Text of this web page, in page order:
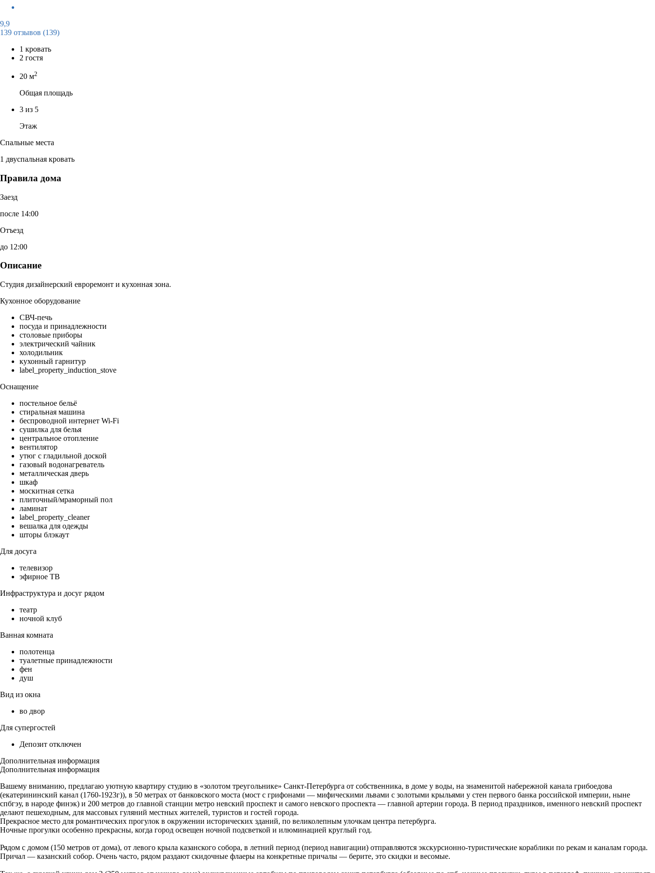
9,9
139 отзывов (139)
1 кровать
2 гостя
20 м2
Общая площадь
3 из 5
Этаж
Спальные места
1 двуспальная кровать
Правила дома
Заезд
после 14:00
Отъезд
до 12:00
Описание
Студия дизайнерский евроремонт и кухонная зона.
Кухонное оборудование
СВЧ-печь
посуда и принадлежности
столовые приборы
электрический чайник
холодильник
кухонный гарнитур
label_property_induction_stove
Оснащение
постельное бельё
стиральная машина
беспроводной интернет Wi-Fi
сушилка для белья
центральное отопление
вентилятор
утюг с гладильной доской
газовый водонагреватель
металлическая дверь
шкаф
москитная сетка
плиточный/мраморный пол
ламинат
label_property_cleaner
вешалка для одежды
шторы блэкаут
Для досуга
телевизор
эфирное ТВ
Инфраструктура и досуг рядом
театр
ночной клуб
Ванная комната
полотенца
туалетные принадлежности
фен
душ
Вид из окна
во двор
Для супергостей
Депозит отключен
Дополнительная информация
Дополнительная информация
Вашему вниманию, предлагаю уютную квартиру студию в «золотом треугольнике» Санкт-Петербурга от собственника, в доме у воды, на знаменитой набережной канала грибоедова
(екатерининский канал (1760-1923г)), в 50 метрах от банковского моста (мост с грифонами — мифическими львами с золотыми крыльями у стен первого банка российской империи, ныне
спбгэу, в народе финэк) и 200 метров до главной станции метро невский проспект и самого невского проспекта — главной артерии города. В период праздников, именного невский проспект
делают пешеходным, для массовых гуляний местных жителей, туристов и гостей города.
Прекрасное место для романтических прогулок в окружении исторических зданий, по великолепным улочкам центра петербурга.
Ночные прогулки особенно прекрасны, когда город освещен ночной подсветкой и илюминацией круглый год.
Рядом с домом (150 метров от дома), от левого крыла казанского собора, в летний период (период навигации) отправляются экскурсионно-туристические кораблики по рекам и каналам города.
Причал — казанский собор. Очень часто, рядом раздают скидочные флаеры на конкретные причалы — берите, это скидки и весомые.